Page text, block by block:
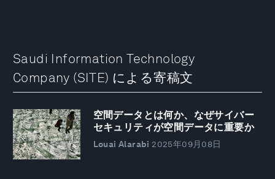
Saudi Information Technology
Company (SITE) による寄稿文
空間データとは何か、なぜサイバー
セキュリティが空間データに重要か
Louai Alarabi 2025年09月08日